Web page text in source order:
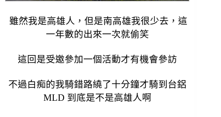
雖然我是高雄人，但是南高雄我很少去，這
一年數的出來一次就偷笑
這回是受邀參加一個活動才有機會參訪
不過白痴的我騎錯路繞了十分鐘才騎到台鋁
MLD 到底是不是高雄人啊